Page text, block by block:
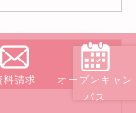
料請求
オープンキャン
パス